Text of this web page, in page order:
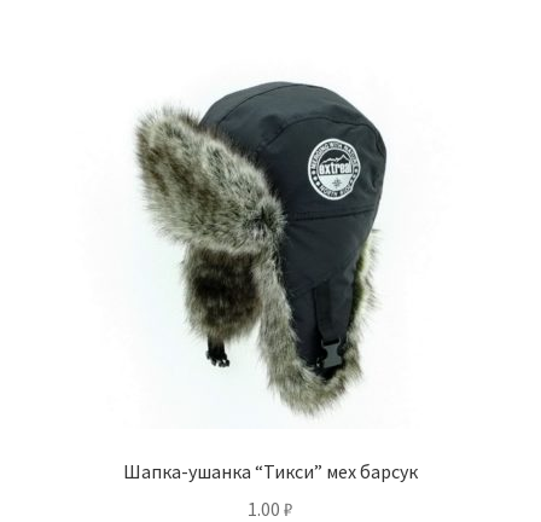
Шапка-ушанка “Тикси” мех барсук
1.00 ₽